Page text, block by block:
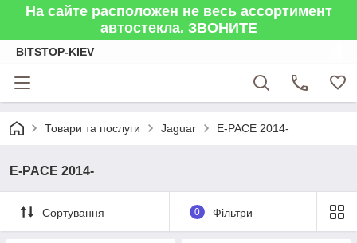
На сайте расположен не весь ассортимент
автостекла. ЗВОНИТЕ
BITSTOP-KIEV
Товари та послуги Jaguar E-PACE 2014-
E-PACE 2014-
Сортування 0 Фільтри